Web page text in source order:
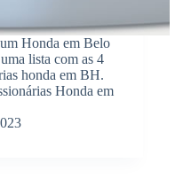
Honda em Belo
lista com as 4
honda em BH.
Honda em